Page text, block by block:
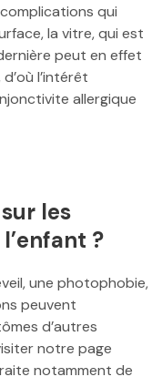
qui
la vitre, qui est
peut en effet
l’intérêt
allergique
les
?
une photophobie,
peuvent
d’autres
notre page
notamment de